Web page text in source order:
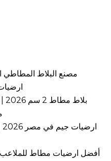
مصنع البلاط المطاطي
ارضيات
أفضل ارضيات مطاط